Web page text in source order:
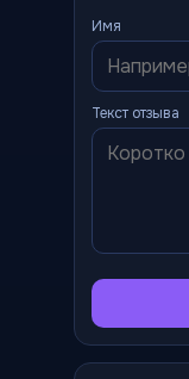
Имя
Текст отзыва